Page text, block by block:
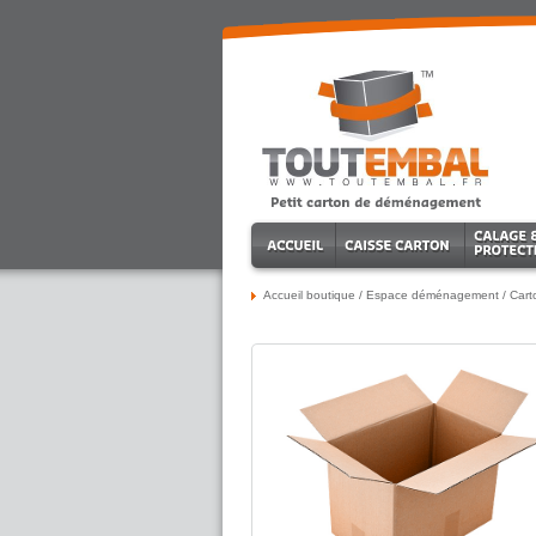
Accueil boutique / Espace déménagement /